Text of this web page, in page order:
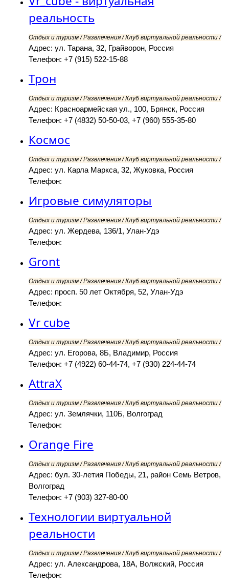
реальность
Отдых и туризм / Развлечения / Клуб виртуальной реальности /
Адрес: ул. Тарана, 32, Грайворон, Россия
Телефон: +7 (915) 522-15-88
Трон
Отдых и туризм / Развлечения / Клуб виртуальной реальности /
Адрес: Красноармейская ул., 100, Брянск, Россия
Телефон: +7 (4832) 50-50-03, +7 (960) 555-35-80
Космос
Отдых и туризм / Развлечения / Клуб виртуальной реальности /
Адрес: ул. Карла Маркса, 32, Жуковка, Россия
Телефон:
Игровые симуляторы
Отдых и туризм / Развлечения / Клуб виртуальной реальности /
Адрес: ул. Жердева, 136/1, Улан-Удэ
Телефон:
Gront
Отдых и туризм / Развлечения / Клуб виртуальной реальности /
Адрес: просп. 50 лет Октября, 52, Улан-Удэ
Телефон:
Vr cube
Отдых и туризм / Развлечения / Клуб виртуальной реальности /
Адрес: ул. Егорова, 8Б, Владимир, Россия
Телефон: +7 (4922) 60-44-74, +7 (930) 224-44-74
AttraX
Отдых и туризм / Развлечения / Клуб виртуальной реальности /
Адрес: ул. Землячки, 110Б, Волгоград
Телефон:
Orange Fire
Отдых и туризм / Развлечения / Клуб виртуальной реальности /
Адрес: бул. 30-летия Победы, 21, район Семь Ветров,
Волгоград
Телефон: +7 (903) 327-80-00
Технологии виртуальной
реальности
Отдых и туризм / Развлечения / Клуб виртуальной реальности /
Адрес: ул. Александрова, 18А, Волжский, Россия
Телефон: